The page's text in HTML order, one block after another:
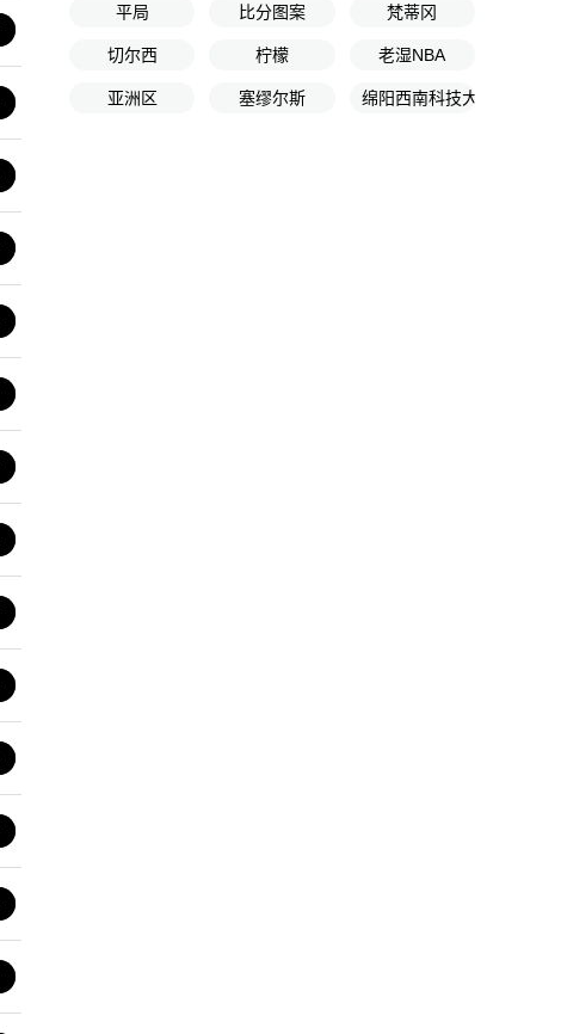
平局 比分图案 梵蒂冈
切尔西 柠檬 老湿NBA
亚洲区 塞缪尔斯 绵阳西南科技大学